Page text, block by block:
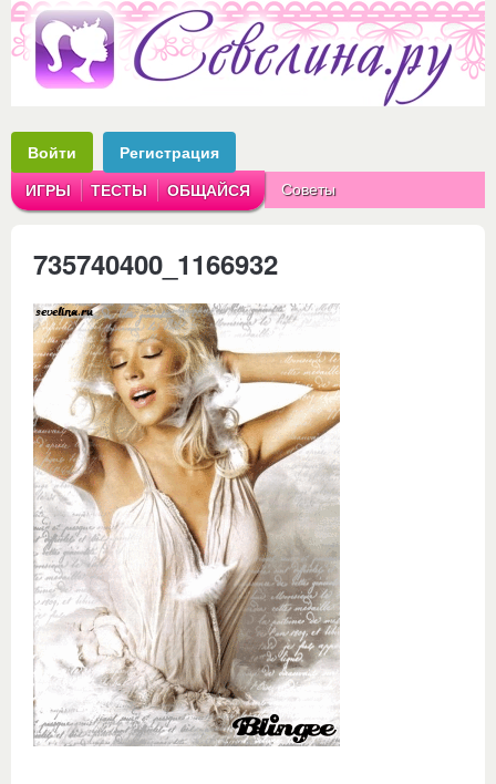
Войти Регистрация
ИГРЫ ТЕСТЫ ОБЩАЙСЯ Советы
735740400_1166932